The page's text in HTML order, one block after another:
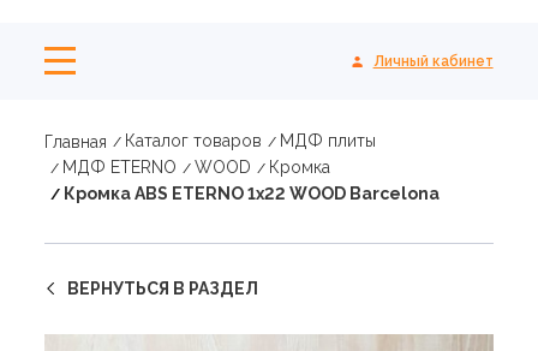
Личный кабинет
Главная Каталог товаров
МДФ плиты
МДФ ETERNO
WOOD
Кромка
Кромка ABS ETERNO 1x22 WOOD Barcelona
ВЕРНУТЬСЯ В РАЗДЕЛ